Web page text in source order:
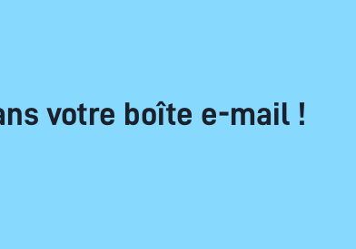
votre boîte e-mail !